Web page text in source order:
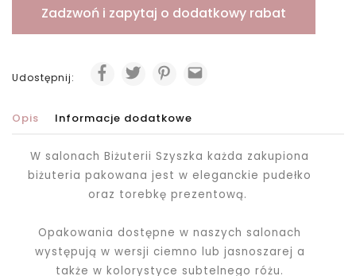
Zadzwoń i zapytaj o dodatkowy rabat
Udostępnij:
Opis Informacje dodatkowe
W salonach Biżuterii Szyszka każda zakupiona
biżuteria pakowana jestw eleganckie pudełko
oraz torebkę prezentową.
Opakowania dostępne w naszych salonach
występują w wersji ciemno lub jasnoszarej a
także w kolorystyce subtelnego różu.